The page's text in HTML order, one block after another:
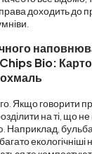
доходить до
Bio:
Якщо говорити
на ті, що
Наприклад,